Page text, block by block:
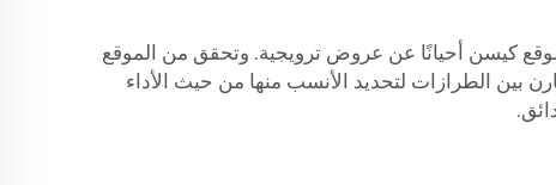
كيسن أحيانًا عن عروض ترويجية. وتحقق من الموقع
بين الطرازات لتحديد الأنسب منها من حيث الأداء